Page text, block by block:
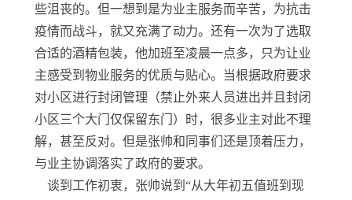
些沮丧的。但一想到是为业主服务而辛苦，为抗击
疫情而战斗，就又充满了动力。还有一次为了选取
合适的酒精包装，他加班至凌晨一点多，只为让业
主感受到物业服务的优质与贴心。当根据政府要求
对小区进行封闭管理（禁止外来人员进出并且封闭
小区三个大门仅保留东门）时，很多业主对此不理
解，甚至反对。但是张帅和同事们还是顶着压力，
与业主协调落实了政府的要求。
谈到工作初衷，张帅说到“从大年初五值班到现